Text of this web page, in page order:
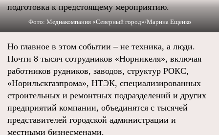
подготовка к предстоящему мероприятию.
Фото: Медиакомпания «Северный город»/Марина Ещенко
Но главное в этом событии – не техника, а люди.
Почти 8 тысяч сотрудников «Норникеля», включая
работников рудников, заводов, структур РОКС,
«Норильскгазпрома», НТЭК, специализированных
строительных и ремонтных подразделений и других
предприятий компании, объединятся с тысячей
представителей городской администрации и
местными бизнесменами.